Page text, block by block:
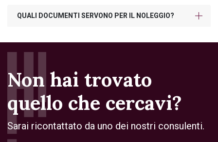
QUALI DOCUMENTI SERVONO PER IL NOLEGGIO?
Non hai trovato
quello che cercavi?
Sarai ricontattato da uno dei nostri consulenti.